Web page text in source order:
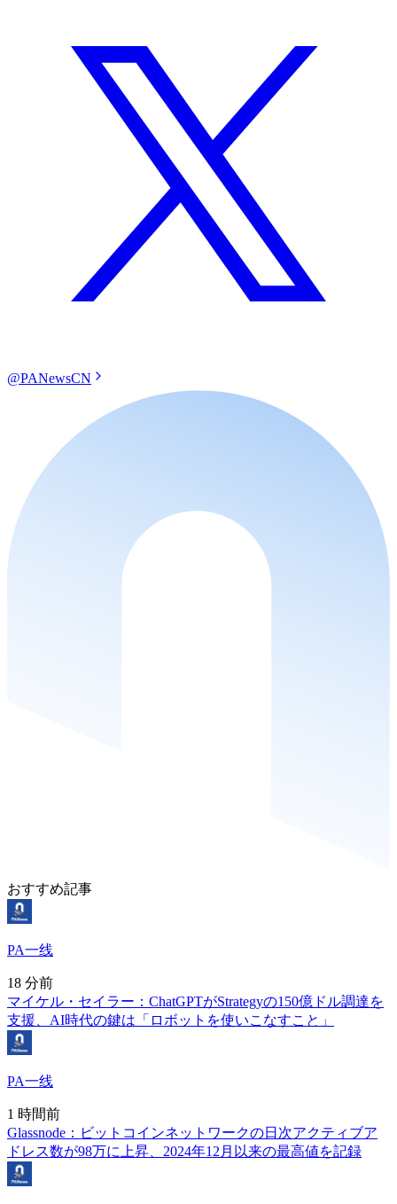
@PANewsCN
おすすめ記事
PA一线
18 分前
マイケル・セイラー：ChatGPTがStrategyの150億ドル調達を
支援、AI時代の鍵は「ロボットを使いこなすこと」
PA一线
1 時間前
Glassnode：ビットコインネットワークの日次アクティブア
ドレス数が98万に上昇、2024年12月以来の最高値を記録